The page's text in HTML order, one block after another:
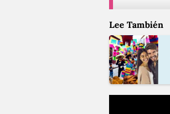
Lee También